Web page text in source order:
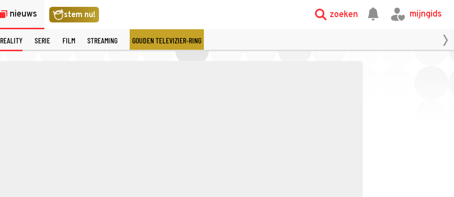
nieuws stem nu! zoeken mijngids
REALITY SERIE FILM STREAMING GOUDEN TELEVIZIER-RING